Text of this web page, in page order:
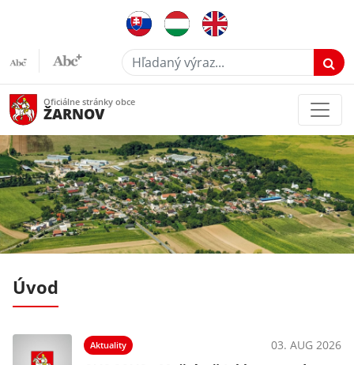
Hľadaný výraz...
Oficiálne stránky obce
ŽARNOV
Úvod
Aktuality 03. AUG 2026